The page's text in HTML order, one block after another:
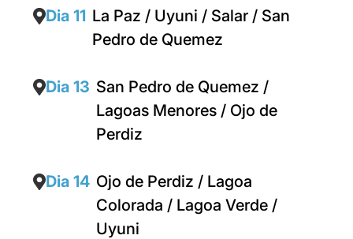
Dia 11 La Paz / Uyuni / Salar / San
Pedro de Quemez
Dia 13 San Pedro de Quemez /
Lagoas Menores / Ojo de
Perdiz
Dia 14 Ojo de Perdiz / Lagoa
Colorada / Lagoa Verde /
Uyuni